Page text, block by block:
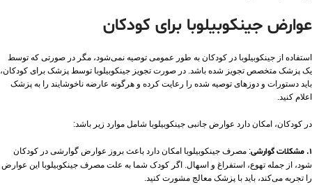
عوارض جینکوبیلوبا برای کودکان
استفاده از جینکوبیلوبا در کودکان به طور عمومی توصیه نمی‌شود، مگر در صورتی که توسط
یک پزشک متخصص تجویز شده باشد. در صورت تجویز جینکوبیلوبا توسط پزشک برای کودکان،
باید دستورات و دوزهای توصیه شده را رعایت کرده و هرگونه عارضه ناخوشایند را به پزشک
اعلام کنید.
در کودکان، امکان دارد عوارض جانبی جینکوبیلوبا شامل موارد زیر باشد:
1. مشکلات گوارشی
: مصرف جینکوبیلوبا امکان دارد باعث بروز عوارض گوارشی در کودکان
شود، از جمله تهوع، استفراغ و اسهال. اگر کودک شما به علت مصرف جینکوبیلوبا این عوارض
را تجربه می‌کند، باید با پزشک معالج مشورت کنید.